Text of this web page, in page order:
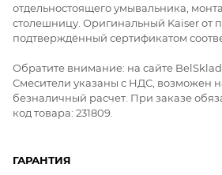
отдельностоящего умывальника,
столешницу. Оригинальный Kaiser от
подтверждённый сертификатом
Обратите внимание: на сайте
Смесители указаны с НДС, возможен
безналичный расчет. При заказе
код товара: 231809.
ГАРАНТИЯ